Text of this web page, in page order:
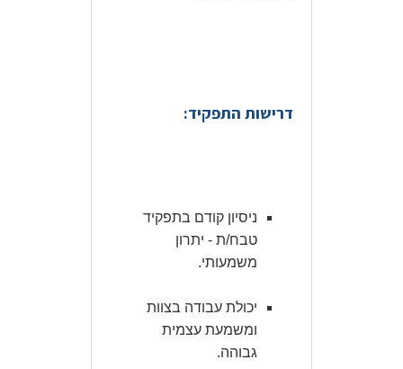
דרישות התפקיד:
ניסיון קודם בתפקיד
טבח/ת - יתרון
משמעותי.
יכולת עבודה בצוות
ומשמעת עצמית
גבוהה.